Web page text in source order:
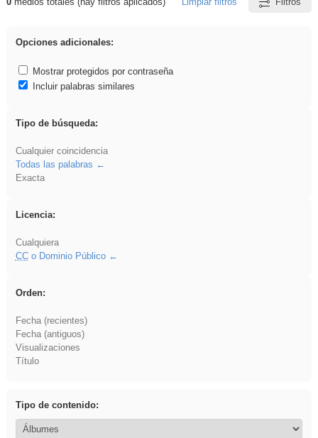
Resultados de: EvAU
Opciones adicionales:
Mostrar protegidos por contraseña
Incluir palabras similares
Tipo de búsqueda:
Cualquier coincidencia
Todas las palabras
Exacta
Licencia:
Cualquiera
CCo Dominio Público
Orden:
Fecha (recientes)
Fecha (antiguos)
Visualizaciones
Título
Tipo de contenido: